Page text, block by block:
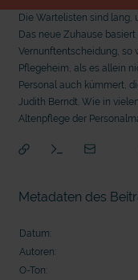
Die Wartelisten sind lang,
Das neue Zuhause
Vernunftentscheidung, so
Pflegeheim, als es allein
Personal auch kümmert,
Judith Berndt. Wie in
Altenpflege der
Metadaten des
Datum:
Autoren:
O-Ton: